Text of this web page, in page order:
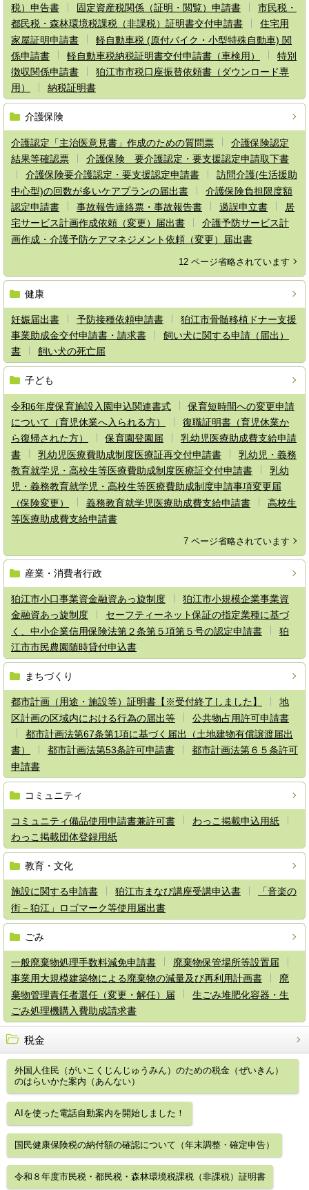
税）申告書
固定資産税関係（証明・閲覧）申請書
市民税・
都民税・森林環境税課税（非課税）証明書交付申請書
住宅用
家屋証明申請書
軽自動車税 (原付バイク・小型特殊自動車) 関
係申請書
軽自動車税納税証明書交付申請書（車検用）
特別
徴収関係申請書
狛江市市税口座振替依頼書（ダウンロード専
用）
納税証明書
介護保険
介護認定「主治医意見書」作成のための質問票
介護保険認定
結果等確認票
介護保険 要介護認定・要支援認定申請取下書
介護保険要介護認定・要支援認定申請書
訪問介護(生活援助
中心型)の回数が多いケアプランの届出書
介護保険負担限度額
認定申請書
事故報告連絡票・事故報告書 過誤申立書
居
宅サービス計画作成依頼（変更）届出書
介護予防サービス計
画作成・介護予防ケアマネジメント依頼（変更）届出書
12 ページ省略されています
健康
妊娠届出書 予防接種依頼申請書
狛江市骨髄移植ドナー支援
事業助成金交付申請書・請求書
飼い犬に関する申請（届出）
書
飼い犬の死亡届
子ども
令和6年度保育施設入園申込関連書式
保育短時間への変更申請
について（育児休業へ入られる方）
復職証明書（育児休業か
ら復帰された方）
保育園登園届
乳幼児医療助成費支給申請
書
乳幼児医療費助成制度医療証再交付申請書
乳幼児・義務
教育就学児・高校生等医療費助成制度医療証交付申請書
乳幼
児・義務教育就学児・高校生等医療費助成制度申請事項変更届
（保険変更）
義務教育就学児医療助成費支給申請書
高校生
等医療助成費支給申請書
7 ページ省略されています
産業・消費者行政
狛江市小口事業資金融資あっ旋制度
狛江市小規模企業事業資
金融資あっ旋制度
セーフティーネット保証の指定業種に基づ
く、中小企業信用保険法第２条第５項第５号の認定申請書
狛
江市市民農園随時貸付申込書
まちづくり
都市計画（用途・施設等）証明書【※受付終了しました】
地
区計画の区域内における行為の届出等
公共物占用許可申請書
都市計画法第67条第1項に基づく届出（土地建物有償譲渡届出
書）
都市計画法第53条許可申請書
都市計画法第６５条許可
申請書
コミュニティ
コミュニティ備品使用申請書兼許可書
わっこ掲載申込用紙
わっこ掲載団体登録用紙
教育・文化
施設に関する申請書 狛江市まなび講座受講申込書
「音楽の
街－狛江」ロゴマーク等使用届出書
ごみ
一般廃棄物処理手数料減免申請書
廃棄物保管場所等設置届
事業用大規模建築物による廃棄物の減量及び再利用計画書
廃
棄物管理責任者選任（変更・解任）届
生ごみ堆肥化容器・生
ごみ処理機購入費助成請求書
税金
外国人住民（がいこくじんじゅうみん）のための税金（ぜいきん）
のはらいかた案内（あんない）
AIを使った電話自動案内を開始しました！
国民健康保険税の納付額の確認について（年末調整・確定申告）
令和８年度市民税・都民税・森林環境税課税（非課税）証明書